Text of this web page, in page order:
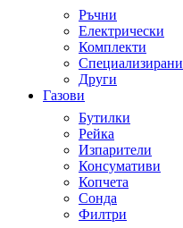
Ръчни
Електрически
Комплекти
Специализирани
Други
Газови
Бутилки
Рейка
Изпарители
Консумативи
Копчета
Сонда
Филтри